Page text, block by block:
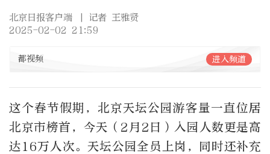
北京日报客户端
| 记者 王雅贤
2025-02-02 21:59
都视频 进入频道
这个春节假期，北京天坛公园游客量一直位居
北京市榜首，今天（2月2日）入园人数更是高
达16万人次。天坛公园全员上岗，同时还补充